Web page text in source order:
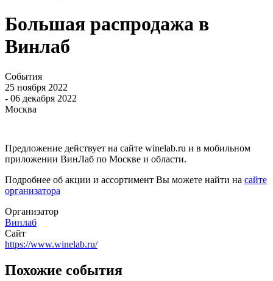
Большая распродажа в
Винлаб
События
25 ноября 2022
- 06 декабря 2022
Москва
Предложение действует на сайте winelab.ru и в мобильном
приложении ВинЛаб по Москве и области.
Подробнее об акции и ассортимент Вы можете найти на сайте
организатора
Организатор
Винлаб
Сайт
https://www.winelab.ru/
Похожие события